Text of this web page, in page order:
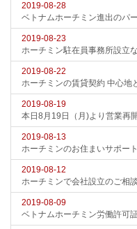
2019-08-28
ベトナムホーチミン進出のパ
2019-08-23
ホーチミン駐在員事務所設立
2019-08-22
ホーチミンの賃貸契約 中心地
2019-08-19
本日8月19日（月)より営業再
2019-08-13
ホーチミンのお住まいサポー
2019-08-12
ホーチミンで会社設立のご相
2019-08-09
ベトナムホーチミン労働許可